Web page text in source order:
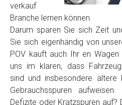
Preisvorstellung
Name*
verkauf
Branche lernen können.
Darum sparen Sie sich Zeit
Sie sich eigenhändig von
POV kauft auch Ihr en
uns im klaren, dass
sind und insbesondere ältere
Gebrauchsspuren
Defizite oder Kratzspuren auf?